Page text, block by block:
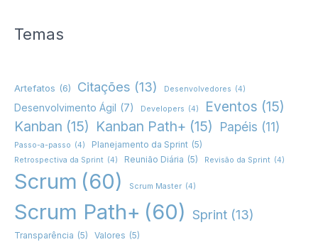
Temas
Artefatos (6) Citações (13) Desenvolvedores (4)
Desenvolvimento Ágil (7) Developers (4) Eventos (15)
Kanban (15) Kanban Path+ (15) Papéis (11)
Passo-a-passo (4) Planejamento da Sprint (5)
Retrospectiva da Sprint (4) Reunião Diária (5) Revisão da Sprint (4)
Scrum (60) Scrum Master (4)
Scrum Path+ (60) Sprint (13)
Transparência (5) Valores (5)